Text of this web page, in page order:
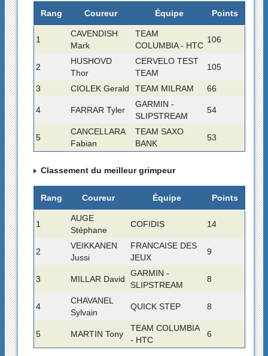
Rang Coureur Équipe Points
1
CAVENDISH
Mark
TEAM
COLUMBIA - HTC
106
2
HUSHOVD
Thor
CERVELO TEST
TEAM
105
3 CIOLEK Gerald TEAM MILRAM 66
4 FARRAR Tyler
GARMIN -
SLIPSTREAM
54
5
CANCELLARA
Fabian
TEAM SAXO
BANK
53
Classement du meilleur grimpeur
Rang Coureur Équipe Points
1
AUGE
Stéphane
COFIDIS 14
2
VEIKKANEN
Jussi
FRANCAISE DES
JEUX
9
3 MILLAR David
GARMIN -
SLIPSTREAM
8
4
CHAVANEL
Sylvain
QUICK STEP 8
5 MARTIN Tony
TEAM COLUMBIA
- HTC
6